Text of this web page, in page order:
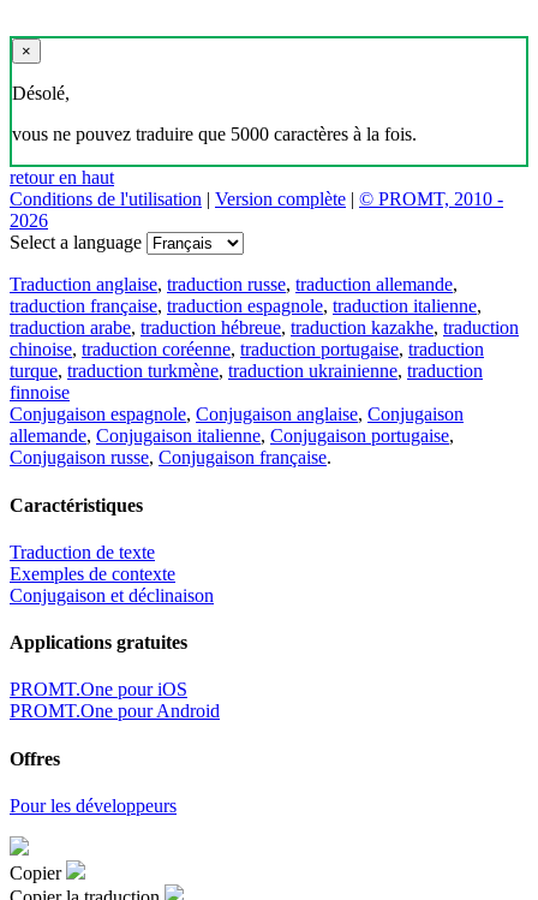
×
Désolé,
vous ne pouvez traduire que 5000 caractères à la fois.
retour en haut
Conditions de l'utilisation | Version complète | © PROMT, 2010 -
2026
Select a language
Traduction anglaise, traduction russe, traduction allemande,
traduction française, traduction espagnole, traduction italienne,
traduction arabe, traduction hébreue, traduction kazakhe, traduction
chinoise, traduction coréenne, traduction portugaise, traduction
turque, traduction turkmène, traduction ukrainienne, traduction
finnoise
Conjugaison espagnole, Conjugaison anglaise, Conjugaison
allemande, Conjugaison italienne, Conjugaison portugaise,
Conjugaison russe, Conjugaison française.
Caractéristiques
Traduction de texte
Exemples de contexte
Conjugaison et déclinaison
Applications gratuites
PROMT.One pour iOS
PROMT.One pour Android
Offres
Pour les développeurs
Copier